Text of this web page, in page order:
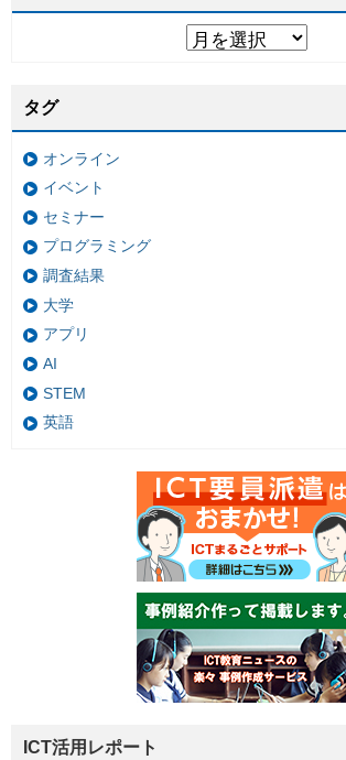
タグ
オンライン
イベント
セミナー
プログラミング
調査結果
大学
アプリ
AI
STEM
英語
ICT活用レポート